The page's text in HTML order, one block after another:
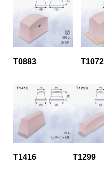
T0883 T1072
T1416 T1299